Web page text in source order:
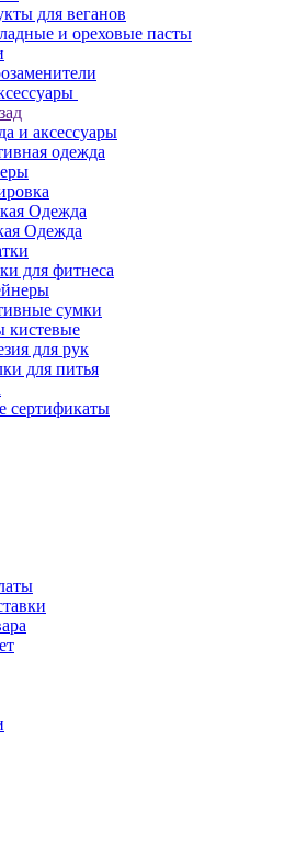
для веганов
и ореховые пасты
и аксессуары
одежда
Одежда
Одежда
для фитнеса
сумки
кистевые
для рук
для питья
сертификаты